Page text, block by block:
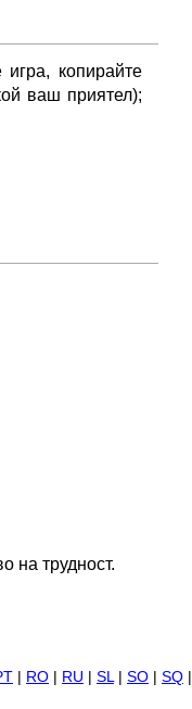
копирайте
ваш приятел);
на трудност.
RO RU SL| SO SQ